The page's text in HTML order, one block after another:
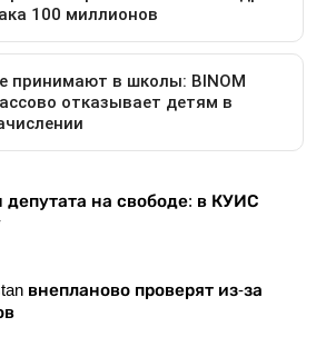
на свободе: в КУИС
внепланово проверят из-за